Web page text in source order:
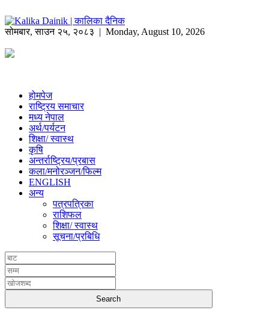
सोमबार,साउन २५, २०८३ | Monday, August 10, 2026
होमपेज
राष्ट्रिय समाचार
मध्य नेपाल
अर्थ/पर्यटन
शिक्षा/ स्वास्थ
कृषि
अन्तर्राष्ट्रिय/प्रबास
कला/मनोरञ्जन/फिल्म
ENGLISH
अन्य
पत्रपत्रिका
राशिफल
शिक्षा/ स्वास्थ
सूचना/प्रबिधि